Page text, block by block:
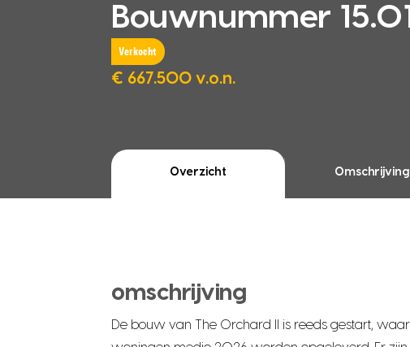
Bouwnummer
Verkocht
€ 667.500 v.o.n.
Overzicht Omschrijving
omschrijving
De bouw van The Orchard II is reeds gestart,